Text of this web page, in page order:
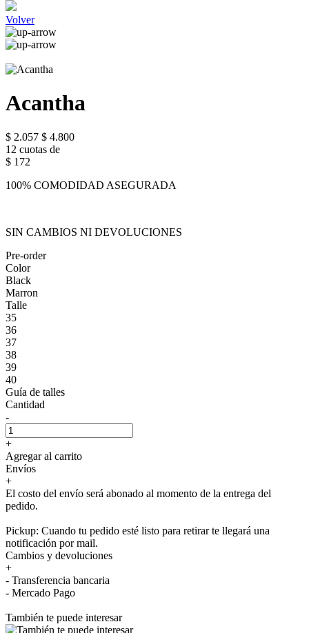
Volver
Acantha
$ 2.057 $ 4.800
12 cuotas de
$ 172
100% COMODIDAD ASEGURADA
SIN CAMBIOS NI DEVOLUCIONES
Pre-order
Color
Black
Marron
Talle
35
36
37
38
39
40
Guía de talles
Cantidad
-
+
Agregar al carrito
Envíos
+
El costo del envío será abonado al momento de la entrega del
pedido.
Pickup: Cuando tu pedido esté listo para retirar te llegará una
notificación por mail.
Cambios y devoluciones
+
- Transferencia bancaria
- Mercado Pago
También te puede interesar